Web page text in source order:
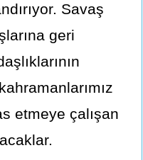
Savaş
geri
etmeye çalışan